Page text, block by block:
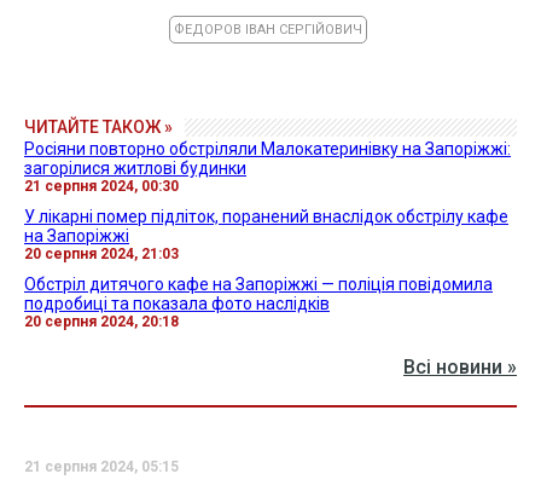
ФЕДОРОВ ІВАН СЕРГІЙОВИЧ
ЧИТАЙТЕ ТАКОЖ »
Росіяни повторно обстріляли Малокатеринівку на Запоріжжі:
загорілися житлові будинки
21 серпня 2024, 00:30
У лікарні помер підліток, поранений внаслідок обстрілу кафе
на Запоріжжі
20 серпня 2024, 21:03
Обстріл дитячого кафе на Запоріжжі — поліція повідомила
подробиці та показала фото наслідків
20 серпня 2024, 20:18
Всі новини »
21 серпня 2024, 05:15